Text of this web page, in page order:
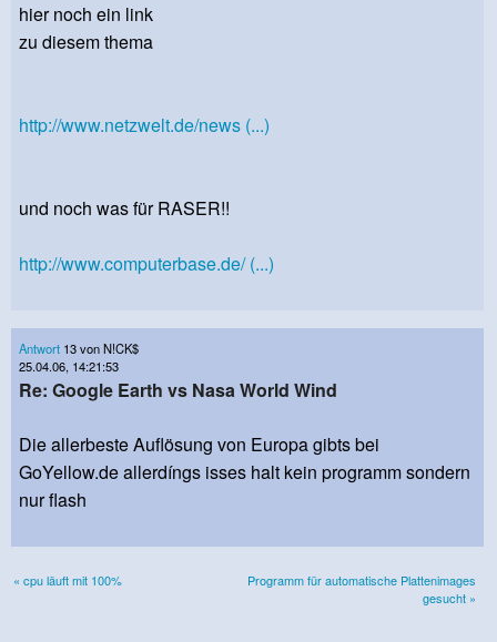
hier noch ein link
zu diesem thema
http://www.netzwelt.de/news (...)
und noch was für RASER!!
http://www.computerbase.de/ (...)
Antwort 13 von N!CK$
25.04.06, 14:21:53
Re: Google Earth vs Nasa World Wind
Die allerbeste Auflösung von Europa gibts bei
GoYellow.de allerdíngs isses halt kein programm sondern
nur flash
« cpu läuft mit 100%
Programm für automatische Plattenimages
gesucht »